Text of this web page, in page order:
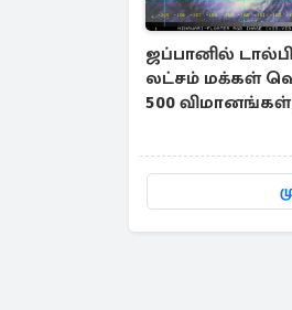
ஜப்பானில்
லட்சம் மக்கள்
500 விமானங்கள்